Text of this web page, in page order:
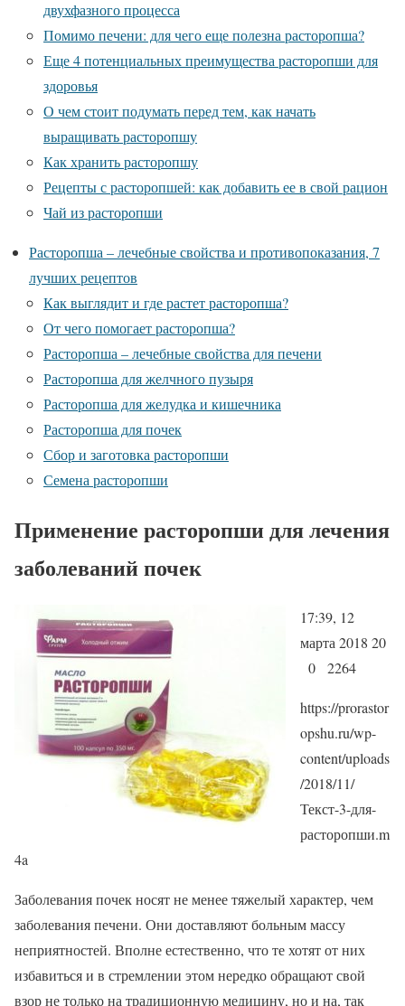
двухфазного процесса
Помимо печени: для чего еще полезна расторопша?
Еще 4 потенциальных преимущества расторопши для
здоровья
О чем стоит подумать перед тем, как начать
выращивать расторопшу
Как хранить расторопшу
Рецепты с расторопшей: как добавить ее в свой рацион
Чай из расторопши
Расторопша – лечебные свойства и противопоказания, 7
лучших рецептов
Как выглядит и где растет расторопша?
От чего помогает расторопша?
Расторопша – лечебные свойства для печени
Расторопша для желчного пузыря
Расторопша для желудка и кишечника
Расторопша для почек
Сбор и заготовка расторопши
Семена расторопши
Применение расторопши для лечения
заболеваний почек
17:39, 12
марта 2018 20
0 2264
https://prorastor
opshu.ru/wp-
content/uploads
/2018/11/
Текст-3-для-
расторопши.m
4a
Заболевания почек носят не менее тяжелый характер, чем
заболевания печени. Они доставляют больным массу
неприятностей. Вполне естественно, что те хотят от них
избавиться и в стремлении этом нередко обращают свой
взор не только на традиционную медицину, но и на, так